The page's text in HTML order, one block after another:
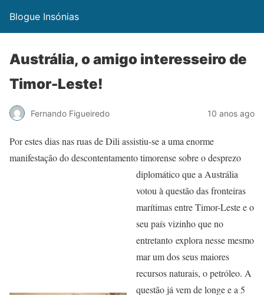
Blogue Insónias
Austrália, o amigo interesseiro de
Timor-Leste!
Fernando Figueiredo 10 anos ago
Por estes dias nas ruas de Dili assistiu-se a uma enorme
manifestação do descontentamento timorense sobre odesprezo
diplomático que a Austrália
votou à questão das fronteiras
marítimas entre Timor-Leste e o
seu país vizinho que no
entretanto explora nesse mesmo
mar um dos seus maiores
recursos naturais, o petróleo. A
questão já vem de longe e a 5